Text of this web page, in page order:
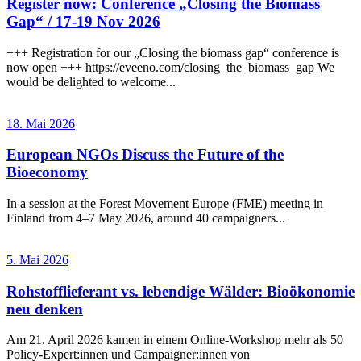
Register now: Conference „Closing the Biomass
Gap“ / 17-19 Nov 2026
+++ Registration for our „Closing the biomass gap“ conference is
now open +++ https://eveeno.com/closing_the_biomass_gap We
would be delighted to welcome...
18. Mai 2026
European NGOs Discuss the Future of the
Bioeconomy
In a session at the Forest Movement Europe (FME) meeting in
Finland from 4–7 May 2026, around 40 campaigners...
5. Mai 2026
Rohstofflieferant vs. lebendige Wälder: Bioökonomie
neu denken
Am 21. April 2026 kamen in einem Online-Workshop mehr als 50
Policy-Expert:innen und Campaigner:innen von